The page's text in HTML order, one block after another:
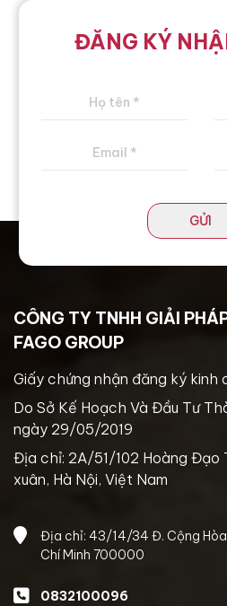
ĐĂNG KÝ
GỬI
CÔNG TY TNHH GIẢI
FAGO GROUP
Giấy chứng nhận đăng ký kinh
Do Sở Kế Hoạch Và Đầu Tư
ngày 29/05/2019
Địa chỉ: 2A/51/102 Hoàng Đạo
xuân, Hà Nội, Việt Nam
Địa chỉ: 43/14/34 Đ. Cộng Hòa,
Chí Minh 700000
0832100096